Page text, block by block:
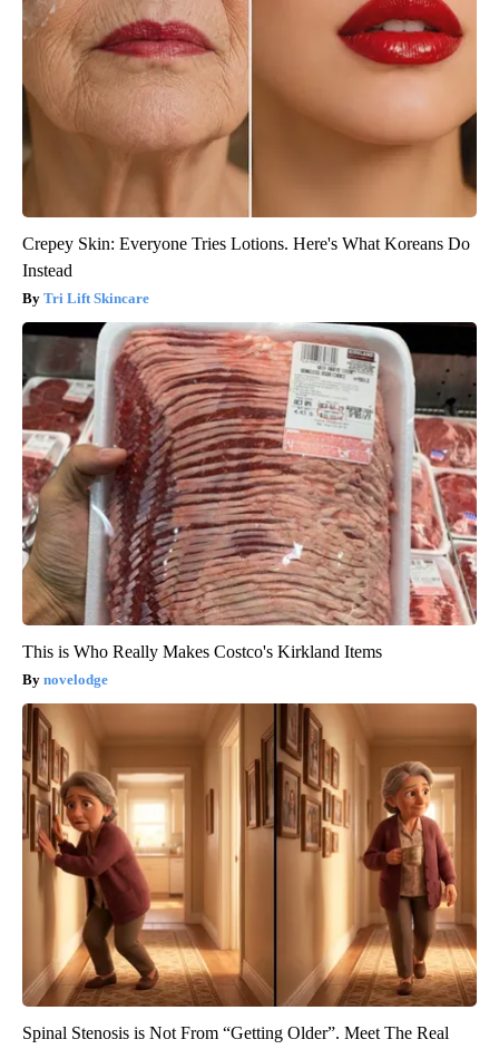
Crepey Skin: Everyone Tries Lotions. Here's What Koreans Do
Instead
Tri Lift Skincare
This is Who Really Makes Costco's Kirkland Items
novelodge
Spinal Stenosis is Not From “Getting Older”. Meet The Real